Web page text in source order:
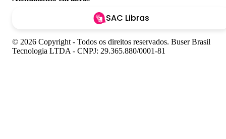
SAC Libras
© 2026 Copyright - Todos os direitos reservados. Buser Brasil
Tecnologia LTDA - CNPJ: 29.365.880/0001-81